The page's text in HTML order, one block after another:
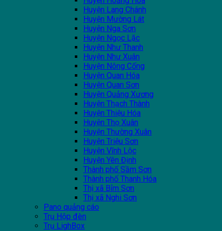
Huyện Lang Chánh
Huyện Mường Lát
Huyện Nga Sơn
Huyện Ngọc Lặc
Huyện Như Thanh
Huyện Như Xuân
Huyện Nông Cống
Huyện Quan Hóa
Huyện Quan Sơn
Huyện Quảng Xương
Huyện Thạch Thành
Huyện Thiệu Hóa
Huyện Thọ Xuân
Huyện Thường Xuân
Huyện Triệu Sơn
Huyện Vĩnh Lộc
Huyện Yên Định
Thành phố Sầm Sơn
Thành phố Thanh Hóa
Thị xã Bỉm Sơn
Thị xã Nghi Sơn
Pano quảng cáo
Trụ Hộp đèn
Trụ LighBox